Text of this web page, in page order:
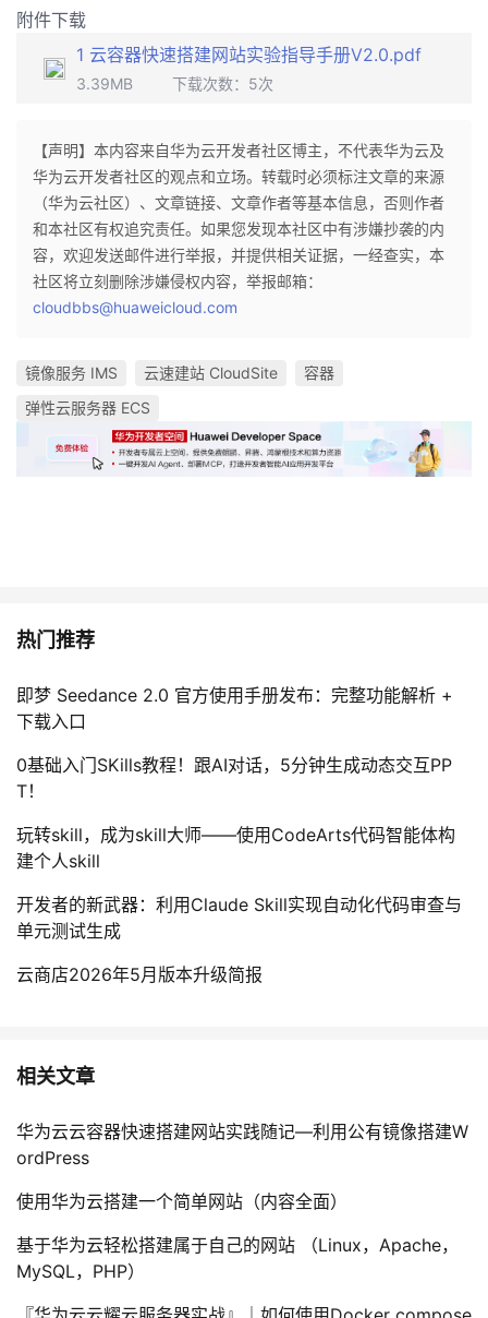
附件下载
1 云容器快速搭建网站实验指导手册V2.0.pdf
3.39MB 下载次数： 5次
【声明】本内容来自华为云开发者社区博主，不代表华为云及
华为云开发者社区的观点和立场。转载时必须标注文章的来源
（华为云社区）、文章链接、文章作者等基本信息，否则作者
和本社区有权追究责任。如果您发现本社区中有涉嫌抄袭的内
容，欢迎发送邮件进行举报，并提供相关证据，一经查实，本
社区将立刻删除涉嫌侵权内容，举报邮箱：
cloudbbs@huaweicloud.com
镜像服务 IMS 云速建站 CloudSite
容器
弹性云服务器 ECS
热门推荐
即梦 Seedance 2.0 官方使用手册发布：完整功能解析 +
下载入口
0基础入门SKills教程！跟AI对话，5分钟生成动态交互PP
T！
玩转skill，成为skill大师——使用CodeArts代码智能体构
建个人skill
开发者的新武器：利用Claude Skill实现自动化代码审查与
单元测试生成
云商店2026年5月版本升级简报
相关文章
华为云云容器快速搭建网站实践随记—利用公有镜像搭建W
ordPress
使用华为云搭建一个简单网站（内容全面）
基于华为云轻松搭建属于自己的网站 （Linux，Apache，
MySQL，PHP）